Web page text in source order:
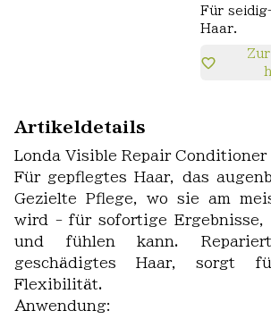
Für
Haar.
Artikeldetails
Londa Visible Repair Conditioner
Für gepflegtes Haar, das
Gezielte Pflege, wo sie am
wird - für sofortige Ergebnisse,
und fühlen kann.
geschädigtes Haar, sorgt
Flexibilität.
Anwendung: